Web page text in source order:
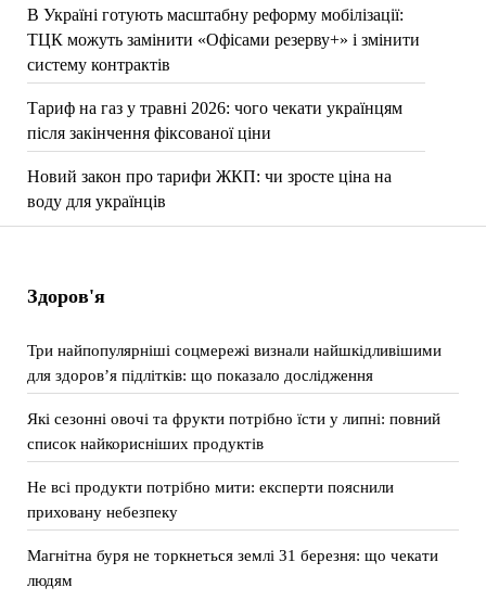
В Україні готують масштабну реформу мобілізації:
ТЦК можуть замінити «Офісами резерву+» і змінити
систему контрактів
Тариф на газ у травні 2026: чого чекати українцям
після закінчення фіксованої ціни
Новий закон про тарифи ЖКП: чи зросте ціна на
воду для українців
Здоров'я
Три найпопулярніші соцмережі визнали найшкідливішими
для здоров’я підлітків: що показало дослідження
Які сезонні овочі та фрукти потрібно їсти у липні: повний
список найкорисніших продуктів
Не всі продукти потрібно мити: експерти пояснили
приховану небезпеку
Магнітна буря не торкнеться землі 31 березня: що чекати
людям